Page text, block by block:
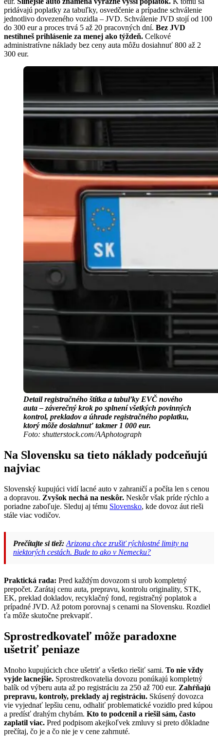
pridávajú poplatky za tabuľky, osvedčenie a prípadne schválenie
jednotlivo dovezeného vozidla – JVD. Schválenie JVD stojí od 100
do 300 eur a proces trvá 5 až 20 pracovných dní. Bez JVD
nestihneš prihlásenie za menej ako týždeň. Celkové
administratívne náklady bez ceny auta môžu dosiahnuť 800 až 2
300 eur.
Detail registračného štítka a tabuľky EVČ nového
auta – záverečný krok po splnení všetkých povinných
kontrol, prekladov a úhrade registračného poplatku,
ktorý môže dosiahnuť takmer 1 000 eur.
Foto: shutterstock.com/AAphotograph
Na Slovensku sa tieto náklady podceňujú
najviac
Slovenský kupujúci vidí lacné auto v zahraničí a počíta len s cenou
a dopravou. Zvyšok nechá na neskôr. Neskôr však príde rýchlo a
poriadne zaboľuje. Sleduj aj tému Slovensko, kde dovoz áut rieši
stále viac vodičov.
Prečítajte si tiež: Arizona chce zrušiť rýchlostné limity na
niektorých cestách. Bude to ako v Nemecku?
Praktická rada: Pred každým dovozom si urob kompletný
prepočet. Zarátaj cenu auta, prepravu, kontrolu originality, STK,
EK, preklad dokladov, recyklačný fond, registračný poplatok a
prípadné JVD. Až potom porovnaj s cenami na Slovensku. Rozdiel
ťa môže skutočne prekvapiť.
Sprostredkovateľ môže paradoxne
ušetriť peniaze
Mnoho kupujúcich chce ušetriť a všetko riešiť sami. To nie vždy
vyjde lacnejšie. Sprostredkovatelia dovozu ponúkajú kompletný
balík od výberu auta až po registráciu za 250 až 700 eur. Zahŕňajú
prepravu, kontroly, preklady aj registráciu. Skúsený dovozca
vie vyjednať lepšiu cenu, odhaliť problematické vozidlo pred kúpou
a predísť drahým chybám. Kto to podcenil a riešil sám, často
zaplatil viac. Pred podpisom akejkoľvek zmluvy si preto dôkladne
prečítaj, čo je a čo nie je v cene zahrnuté.